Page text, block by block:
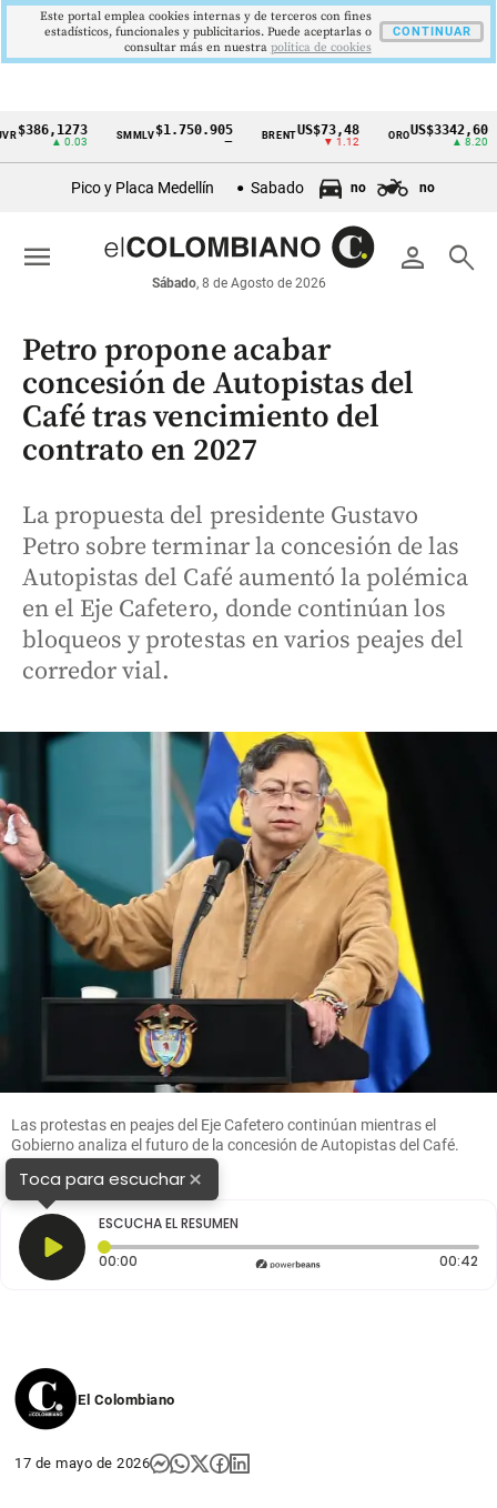
Cintillo
económicos
Colombia
▲ 0.03
SMMLV $1.750.905 BRENT US$73,48
▼ 1.12
ORO US$3342,60
▲ 8.20
Pico y Placa Medellín Sabado no no
person search
Sábado, 8 de Agosto de 2026
menu
Petro propone acabar
concesión de Autopistas del
Café tras vencimiento del
contrato en 2027
La propuesta del presidente Gustavo
Petro sobre terminar la concesión de las
Autopistas del Café aumentó la polémica
en el Eje Cafetero, donde continúan los
bloqueos y protestas en varios peajes del
corredor vial.
Las protestas en peajes del Eje Cafetero continúan mientras el
Gobierno analiza el futuro de la concesión de Autopistas del Café.
FOTO: Colprensa.
Toca para escuchar×
ESCUCHA EL RESUMEN
00:00 Tiempo transcurrido: 0 segundos 00:42
El Colombiano
17 de mayo de 2026
Este portal emplea cookies internas y de terceros con fines
estadísticos, funcionales y publicitarios. Puede aceptarlas o
consultar más en nuestra politica de cookies
CONTINUAR